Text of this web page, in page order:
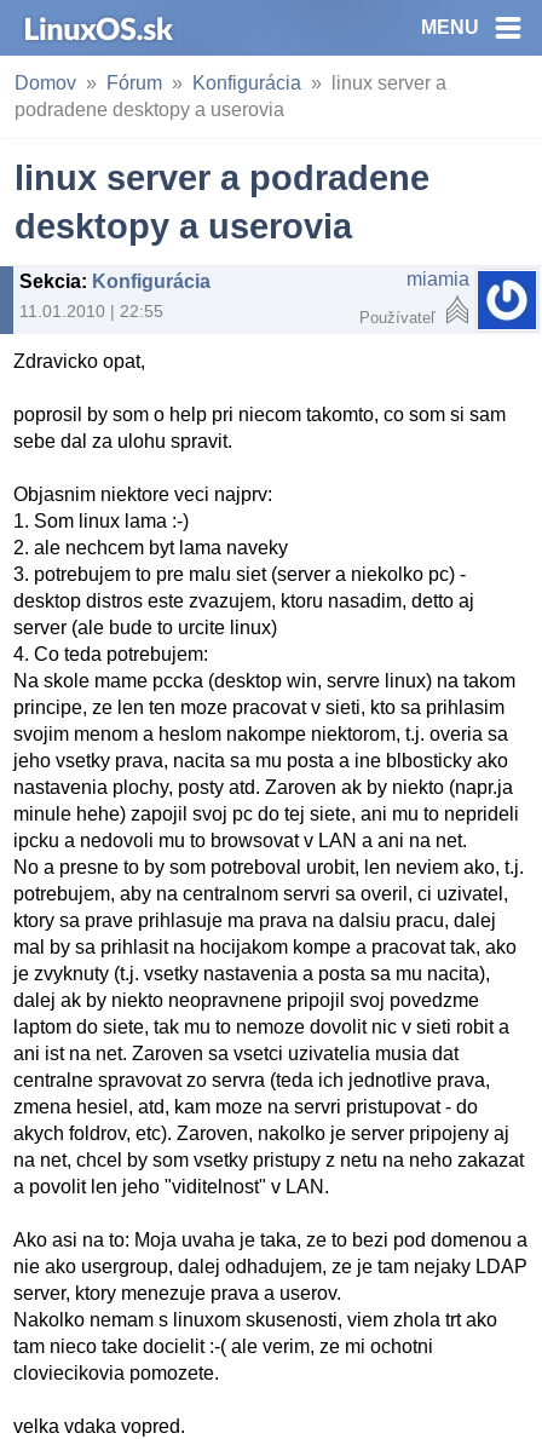
MENU
Domov Fórum Konfigurácia
linux server a
podradene desktopy a userovia
linux server a podradene
desktopy a userovia
Sekcia: Konfigurácia
11.01.2010 | 22:55
miamia
Používateľ
Zdravicko opat,
poprosil by som o help pri niecom takomto, co som si sam
sebe dal za ulohu spravit.
Objasnim niektore veci najprv:
1. Som linux lama :-)
2. ale nechcem byt lama naveky
3. potrebujem to pre malu siet (server a niekolko pc) -
desktop distros este zvazujem, ktoru nasadim, detto aj
server (ale bude to urcite linux)
4. Co teda potrebujem:
Na skole mame pccka (desktop win, servre linux) na takom
principe, ze len ten moze pracovat v sieti, kto sa prihlasim
svojim menom a heslom nakompe niektorom, t.j. overia sa
jeho vsetky prava, nacita sa mu posta a ine blbosticky ako
nastavenia plochy, posty atd. Zaroven ak by niekto (napr.ja
minule hehe) zapojil svoj pc do tej siete, ani mu to neprideli
ipcku a nedovoli mu to browsovat v LAN a ani na net.
No a presne to by som potreboval urobit, len neviem ako, t.j.
potrebujem, aby na centralnom servri sa overil, ci uzivatel,
ktory sa prave prihlasuje ma prava na dalsiu pracu, dalej
mal by sa prihlasit na hocijakom kompe a pracovat tak, ako
je zvyknuty (t.j. vsetky nastavenia a posta sa mu nacita),
dalej ak by niekto neopravnene pripojil svoj povedzme
laptom do siete, tak mu to nemoze dovolit nic v sieti robit a
ani ist na net. Zaroven sa vsetci uzivatelia musia dat
centralne spravovat zo servra (teda ich jednotlive prava,
zmena hesiel, atd, kam moze na servri pristupovat - do
akych foldrov, etc). Zaroven, nakolko je server pripojeny aj
na net, chcel by som vsetky pristupy z netu na neho zakazat
a povolit len jeho "viditelnost" v LAN.
Ako asi na to: Moja uvaha je taka, ze to bezi pod domenou a
nie ako usergroup, dalej odhadujem, ze je tam nejaky LDAP
server, ktory menezuje prava a userov.
Nakolko nemam s linuxom skusenosti, viem zhola trt ako
tam nieco take docielit :-( ale verim, ze mi ochotni
cloviecikovia pomozete.
velka vdaka vopred.